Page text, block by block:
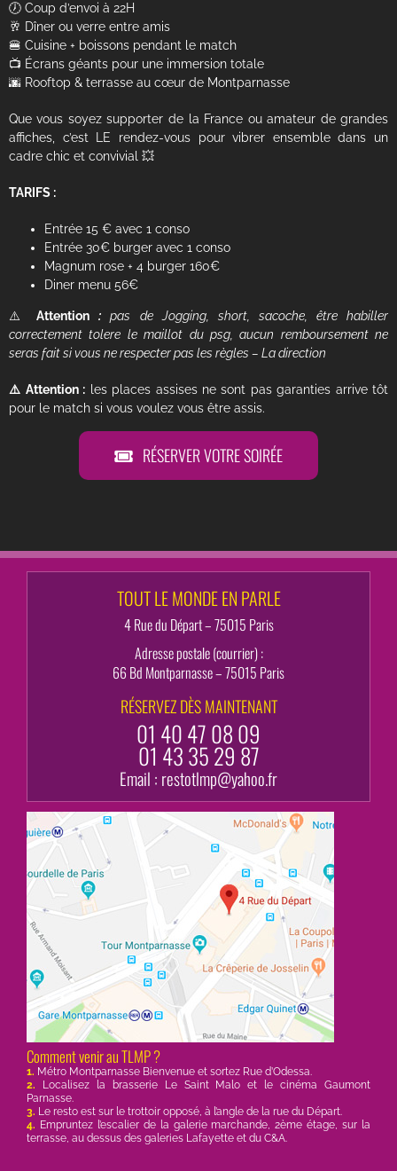
🕖 Coup d’envoi à 22H
🥂 Dîner ou verre entre amis
🍔 Cuisine + boissons pendant le match
📺 Écrans géants pour une immersion totale
🌆 Rooftop & terrasse au cœur de Montparnasse
Que vous soyez supporter de la France ou amateur de grandes
affiches, c’est LE rendez-vous pour vibrer ensemble dans un
cadre chic et convivial 💥
TARIFS :
Entrée 15 € avec 1 conso
Entrée 30€ burger avec 1 conso
Magnum rose + 4 burger 160€
Diner menu 56€
⚠️Attention: pas de Jogging, short, sacoche, être habiller
correctement tolere le maillot du psg, aucun remboursement ne
seras fait si vous ne respecter pas les règles – La direction
⚠️ Attention : les places assises ne sont pas garanties arrive tôt
pour le match si vous voulez vous être assis.
RÉSERVER VOTRE SOIRÉE
TOUT LE MONDE EN PARLE
4 Rue du Départ – 75015 Paris
Adresse postale (courrier) :
66 Bd Montparnasse – 75015 Paris
RÉSERVEZ DÈS MAINTENANT
01 40 47 08 09
01 43 35 29 87
Email : restotlmp@yahoo.fr
Comment venir au TLMP ?
1. Métro Montparnasse Bienvenue et sortez Rue d’Odessa.
2. Localisez la brasserie Le Saint Malo et le cinéma Gaumont
Parnasse.
3. Le resto est sur le trottoir opposé, à l’angle de la rue du Départ.
4. Empruntez l’escalier de la galerie marchande, 2ème étage, sur la
terrasse, au dessus des galeries Lafayette et du C&A.